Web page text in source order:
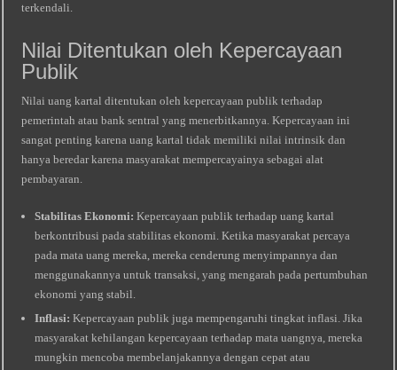
terkendali.
Nilai Ditentukan oleh Kepercayaan
Publik
Nilai uang kartal ditentukan oleh kepercayaan publik terhadap
pemerintah atau bank sentral yang menerbitkannya. Kepercayaan ini
sangat penting karena uang kartal tidak memiliki nilai intrinsik dan
hanya beredar karena masyarakat mempercayainya sebagai alat
pembayaran.
Stabilitas Ekonomi: Kepercayaan publik terhadap uang kartal
berkontribusi pada stabilitas ekonomi. Ketika masyarakat percaya
pada mata uang mereka, mereka cenderung menyimpannya dan
menggunakannya untuk transaksi, yang mengarah pada pertumbuhan
ekonomi yang stabil.
Inflasi: Kepercayaan publik juga mempengaruhi tingkat inflasi. Jika
masyarakat kehilangan kepercayaan terhadap mata uangnya, mereka
mungkin mencoba membelanjakannya dengan cepat atau